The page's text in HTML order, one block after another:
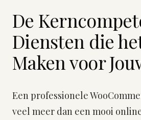
De
Diensten die
Maken voor
Een professionele
veel meer dan een mooi